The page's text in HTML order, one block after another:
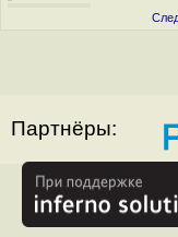
Партнёры: